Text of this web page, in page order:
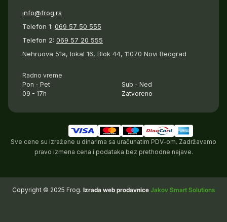
info@frog.rs
Telefon 1: 069 57 50 555
Telefon 2: 069 57 20 555
Nehruova 51a, lokal 16, Blok 44, 11070 Novi Beograd
Radno vreme
Pon - Pet
09 - 17h
Sub - Ned
Zatvoreno
Sve cene su izražene u dinarima sa uračunatim PDV-om. Zadržavamo
pravo izmena cena i podataka bez prethodne najave.
Copyright © 2025 Frog. Izrada web prodavnice Jakov Smart Solutions